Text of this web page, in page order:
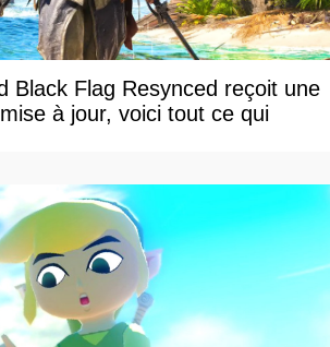
Black Flag Resynced reçoit une
à jour, voici tout ce qui